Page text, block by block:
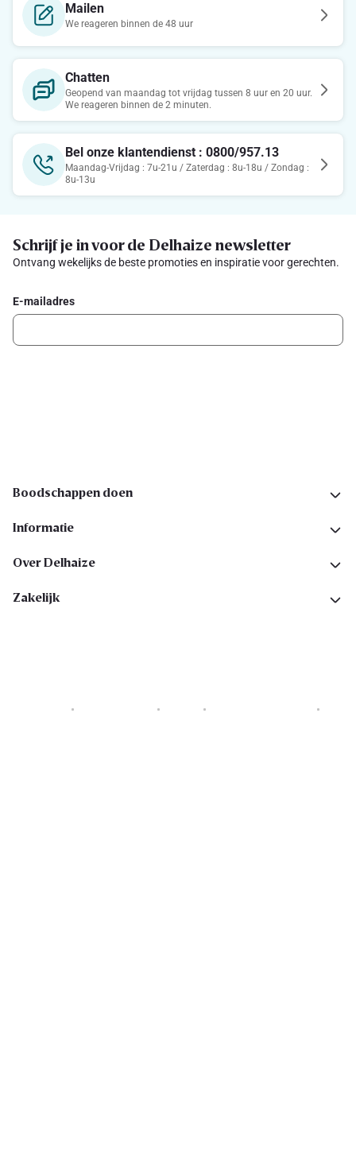
Mailen
We reageren binnen de 48 uur
Chatten
Geopend van maandag tot vrijdag tussen 8 uur en 20 uur.
We reageren binnen de 2 minuten.
Bel onze klantendienst : 0800/957.13
Maandag-Vrijdag : 7u-21u / Zaterdag : 8u-18u / Zondag :
8u-13u
Schrijf je in voor de Delhaize newsletter
Ontvang wekelijks de beste promoties en inspiratie voor gerechten.
E-mailadres
Boodschappen doen
Informatie
Over Delhaize
Zakelijk